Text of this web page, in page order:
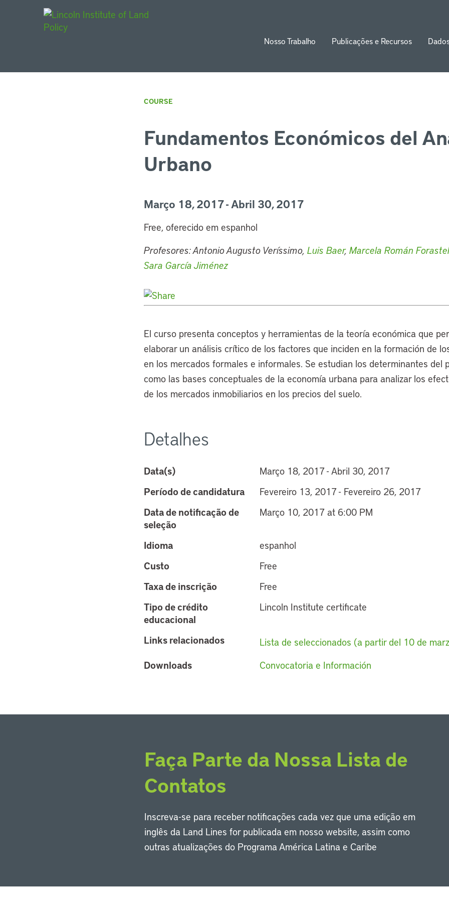
Nosso Trabalho Publicações e Recursos
COURSE
Fundamentos Económicos del
Urbano
Março 18, 2017 - Abril 30, 2017
Free, oferecido em espanhol
Profesores: Antonio Augusto Veríssimo, Luis Baer, Marcela Román
Sara García Jiménez
El curso presenta conceptos y herramientas de la teoría económica que
elaborar un análisis crítico de los factores que inciden en la formación de
en los mercados formales e informales. Se estudian los determinantes del
como las bases conceptuales de la economía urbana para analizar los
de los mercados inmobiliarios en los precios del suelo.
Detalhes
Data(s)
Março 18, 2017 - Abril 30, 2017
Período de candidatura
Fevereiro 13, 2017 - Fevereiro 26, 2017
Data de notificação de
seleção
Março 10, 2017 at 6:00 PM
Idioma
espanhol
Custo
Free
Taxa de inscrição
Free
Tipo de crédito
educacional
Lincoln Institute certificate
Links relacionados
Lista de seleccionados (a partir del 10 de
Downloads
Convocatoria e Información
Faça Parte da Nossa Lista de
Contatos
Inscreva-se para receber notificações cada vez que uma edição em
inglês da Land Lines for publicada em nosso website, assim como
outras atualizações do Programa América Latina e Caribe